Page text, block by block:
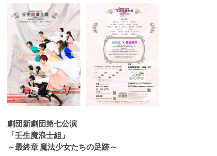
劇団新劇団第七公演
「壬生魔浪士組」
～最終章 魔法少女たちの足跡～